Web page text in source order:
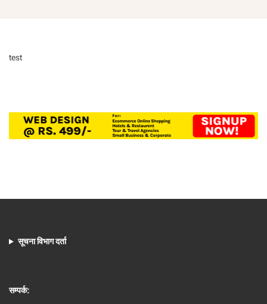
test
सूचना विभाग दर्ता
सम्पर्क: